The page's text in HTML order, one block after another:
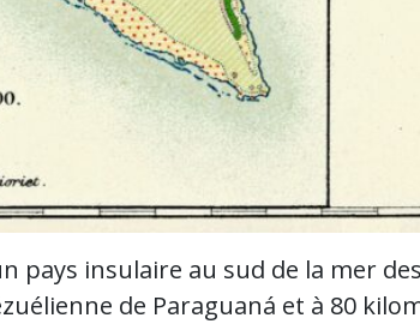
pays insulaire au sud de la mer
de Paraguaná et à 80